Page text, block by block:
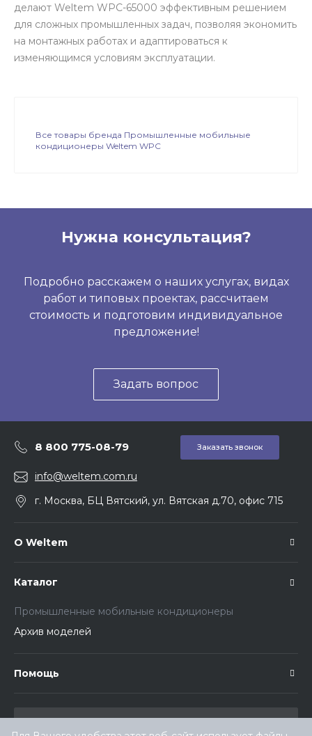
делают Weltem WPC-65000 эффективным решением
для сложных промышленных задач, позволяя экономить
на монтажных работах и адаптироваться к
изменяющимся условиям эксплуатации.
Все товары бренда Промышленные мобильные
кондиционеры Weltem WPC
Нужна консультация?
Подробно расскажем о наших услугах, видах
работ и типовых проектах, рассчитаем
стоимость и подготовим индивидуальное
предложение!
Задать вопрос
8 800 775-08-79 Заказать звонок
info@weltem.com.ru
г. Москва, БЦ Вятский, ул. Вятская д.70, офис 715
О Weltem
Каталог
Промышленные мобильные кондиционеры
Архив моделей
Помощь